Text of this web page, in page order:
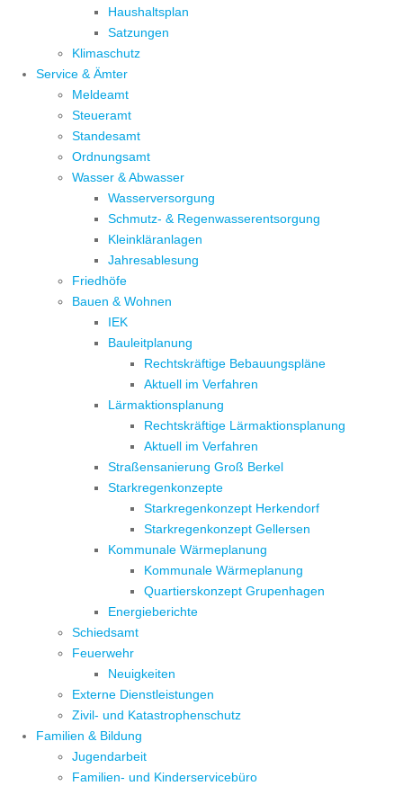
Haushaltsplan
Satzungen
Klimaschutz
Service & Ämter
Meldeamt
Steueramt
Standesamt
Ordnungsamt
Wasser & Abwasser
Wasserversorgung
Schmutz- & Regenwasserentsorgung
Kleinkläranlagen
Jahresablesung
Friedhöfe
Bauen & Wohnen
IEK
Bauleitplanung
Rechtskräftige Bebauungspläne
Aktuell im Verfahren
Lärmaktionsplanung
Rechtskräftige Lärmaktionsplanung
Aktuell im Verfahren
Straßensanierung Groß Berkel
Starkregenkonzepte
Starkregenkonzept Herkendorf
Starkregenkonzept Gellersen
Kommunale Wärmeplanung
Kommunale Wärmeplanung
Quartierskonzept Grupenhagen
Energieberichte
Schiedsamt
Feuerwehr
Neuigkeiten
Externe Dienstleistungen
Zivil- und Katastrophenschutz
Familien & Bildung
Jugendarbeit
Familien- und Kinderservicebüro